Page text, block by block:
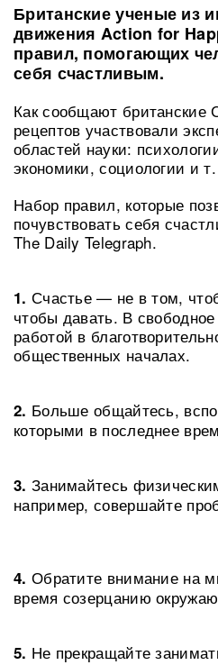
Британские ученые из
движения Action for
правил, помогающих
себя счастливым.
Как сообщают британские
рецептов участвовали
областей науки:
экономики, социологии и
Набор правил, которые
почувствовать себя
The Daily Telegraph.
1. Счастье — не в том,
чтобы давать. В
работой в
общественных началах.
2. Больше общайтесь,
которыми в последнее
3. Занимайтесь
например, совершайте
4. Обратите внимание на
время созерцанию
5. Не прекращайте